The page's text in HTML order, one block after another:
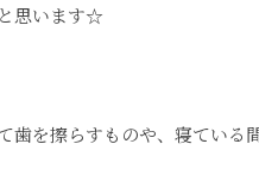
思います☆
歯を擦らすものや、寝ている